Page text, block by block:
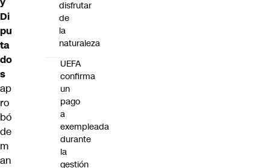
Di
pu
ta
do
s
ap
ro
bó
de
m
an
disfrutar
de
la
naturaleza
UEFA
confirma
un
pago
a
exempleada
durante
la
gestión